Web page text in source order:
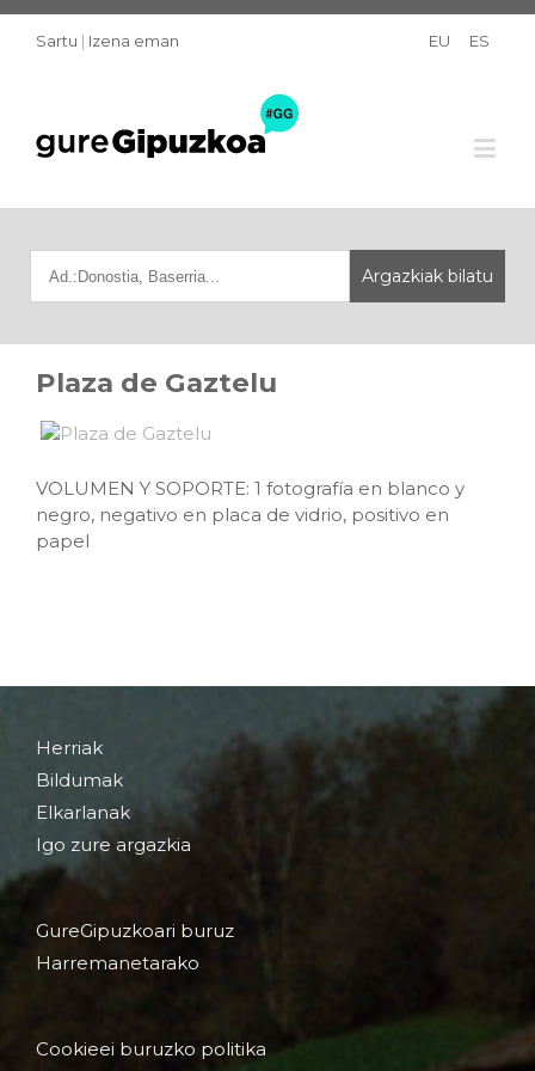
Sartu | Izena eman EU ES
Plaza de Gaztelu
VOLUMEN Y SOPORTE: 1 fotografía en blanco y
negro, negativo en placa de vidrio, positivo en
papel
Herriak
Bildumak
Elkarlanak
Igo zure argazkia
GureGipuzkoari buruz
Harremanetarako
Cookieei buruzko politika